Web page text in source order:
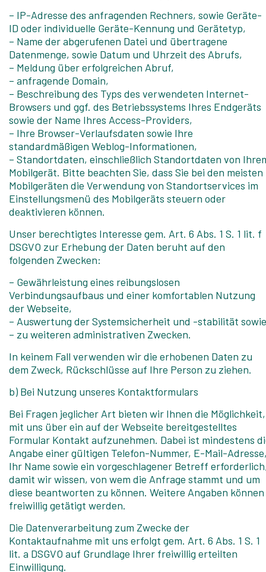
– IP-Adresse des anfragenden Rechners, sowie Geräte-
ID oder individuelle Geräte-Kennung und Gerätetyp,
– Name der abgerufenen Datei und übertragene
Datenmenge, sowie Datum und Uhrzeit des Abrufs,
– Meldung über erfolgreichen Abruf,
– anfragende Domain,
– Beschreibung des Typs des verwendeten Internet-
Browsers und ggf. des Betriebssystems Ihres Endgeräts
sowie der Name Ihres Access-Providers,
– Ihre Browser-Verlaufsdaten sowie Ihre
standardmäßigen Weblog-Informationen,
– Standortdaten, einschließlich Standortdaten von
Mobilgerät. Bitte beachten Sie, dass Sie bei den meisten
Mobilgeräten die Verwendung von Standortservices im
Einstellungsmenü des Mobilgeräts steuern oder
deaktivieren können.
Unser berechtigtes Interesse gem. Art. 6 Abs. 1 S. 1 lit. f
DSGVO zur Erhebung der Daten beruht auf den
folgenden Zwecken:
– Gewährleistung eines reibungslosen
Verbindungsaufbaus und einer komfortablen Nutzung
der Webseite,
– Auswertung der Systemsicherheit und -stabilität sowie
– zu weiteren administrativen Zwecken.
In keinem Fall verwenden wir die erhobenen Daten zu
dem Zweck, Rückschlüsse auf Ihre Person zu ziehen.
b) Bei Nutzung unseres Kontaktformulars
Bei Fragen jeglicher Art bieten wir Ihnen die Möglichkeit,
mit uns über ein auf der Webseite bereitgestelltes
Formular Kontakt aufzunehmen. Dabei ist mindestens
Angabe einer gültigen Telefon-Nummer, E-Mail-
Ihr Name sowie ein vorgeschlagener Betreff
damit wir wissen, von wem die Anfrage stammt und um
diese beantworten zu können. Weitere Angaben können
freiwillig getätigt werden.
Die Datenverarbeitung zum Zwecke der
Kontaktaufnahme mit uns erfolgt gem. Art. 6 Abs. 1 S. 1
lit. a DSGVO auf Grundlage Ihrer freiwillig erteilten
Einwilligung.